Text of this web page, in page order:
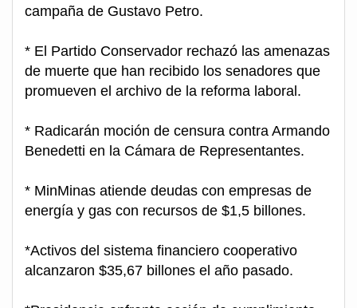
campaña de Gustavo Petro.
* El Partido Conservador rechazó las amenazas
de muerte que han recibido los senadores que
promueven el archivo de la reforma laboral.
* Radicarán moción de censura contra Armando
Benedetti en la Cámara de Representantes.
* MinMinas atiende deudas con empresas de
energía y gas con recursos de $1,5 billones.
*Activos del sistema financiero cooperativo
alcanzaron $35,67 billones el año pasado.